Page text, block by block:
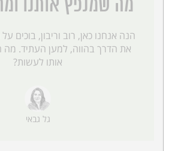
מה שמנפץ אותנו
הנה אנחנו כאן, רוב וריבון, בוכים
את הדרך בהווה, למען העתיד. מה
אותו לעשות?
גל גבאי